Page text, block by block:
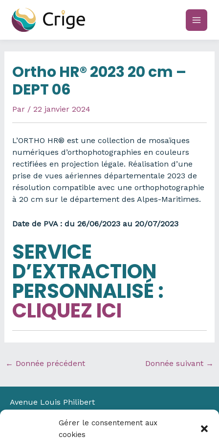
Gérer le consentement aux
cookies
contenu
main
Ortho HR® 2023 20 cm –
DEPT 06
Par / 22 janvier 2024
L’ORTHO HR® est une collection de mosaïques
numériques d’orthophotographies en couleurs
rectifiées en projection légale. Réalisation d’une
prise de vues aériennes départementale 2023 de
résolution compatible avec une orthophotographie
à 20 cm sur le département des Alpes-Maritimes.
Date de PVA : du 26/06/2023 au 20/07/2023
SERVICE
D’EXTRACTION
PERSONNALISÉ :
CLIQUEZ ICI
← Donnée précédent Donnée suivant →
Avenue Louis Philibert
Bâtiment Laennec